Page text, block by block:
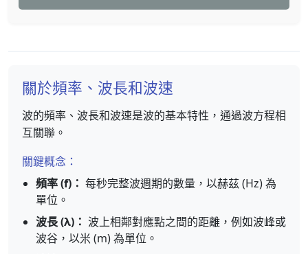
關於頻率、波長和波速
波的頻率、波長和波速是波的基本特性，通過波方程相
互關聯。
關鍵概念：
頻率 (f)： 每秒完整波週期的數量，以赫茲 (Hz) 為
單位。
波長 (λ)： 波上相鄰對應點之間的距離，例如波峰或
波谷，以米 (m) 為單位。